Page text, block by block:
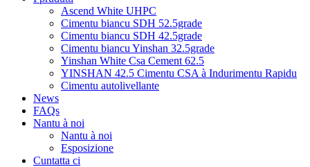
Ascend White UHPC
Cimentu biancu SDH 52.5grade
Cimentu biancu SDH 42.5grade
Cimentu biancu Yinshan 32.5grade
Yinshan White Csa Cement 62.5
YINSHAN 42.5 Cimentu CSA à Indurimentu Rapidu
Cimentu autolivellante
News
FAQs
Nantu à noi
Nantu à noi
Esposizione
Cuntatta ci